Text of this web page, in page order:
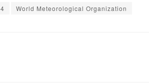
World Meteorological Organization